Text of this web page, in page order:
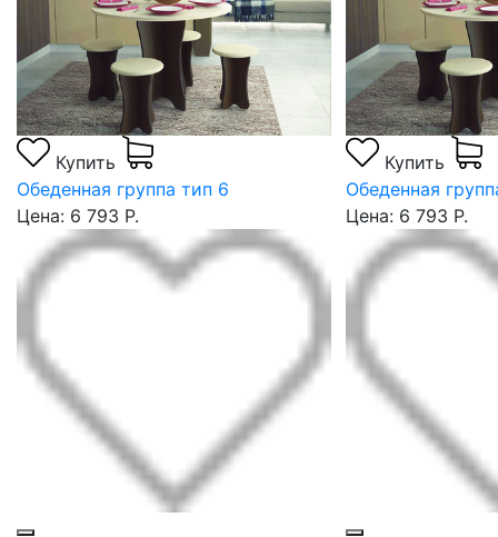
Купить
Обеденная группа тип 6
Цена: 6 793 Р.
Купить
Обеденная
Цена: 6 793 Р.